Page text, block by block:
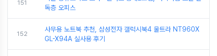
151
독층 오피스
152
사무용 노트북 추천, 삼성전자 갤럭시북4 울트라 NT960X
GL-X94A 실사용 후기